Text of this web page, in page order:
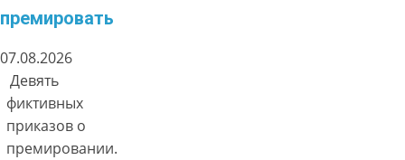
премировать
07.08.2026
Девять
фиктивных
приказов о
премировании.